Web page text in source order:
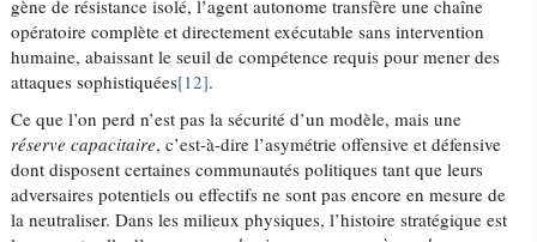
gène de résistance isolé, l’agent autonome transfère une chaîne
opératoire complète et directement exécutable sans intervention
humaine, abaissant le seuil de compétence requis pour mener des
attaques sophistiquées[12].
Ce que l’on perd n’est pas la sécurité d’un modèle, mais une
réserve capacitaire, c’est-à-dire l’asymétrie offensive et défensive
dont disposent certaines communautés politiques tant que leurs
adversaires potentiels ou effectifs ne sont pas encore en mesure de
la neutraliser. Dans les milieux physiques, l’histoire stratégique est